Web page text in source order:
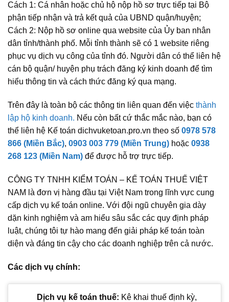
Cách 1: Cá nhân hoặc chủ hộ nộp hồ sơ trực tiếp tại Bộ
phận tiếp nhận và trả kết quả của UBND quận/huyện;
Cách 2: Nộp hồ sơ online qua website của Ủy ban nhân
dân tỉnh/thành phố. Mỗi tỉnh thành sẽ có 1 website riêng
phục vụ dịch vụ công của tỉnh đó. Người dân có thể liên hệ
cán bộ quận/ huyện phụ trách đăng ký kinh doanh để tìm
hiểu thông tin và cách thức đăng ký qua mạng.
Trên đây là toàn bộ các thông tin liên quan đến việc thành
lập hộ kinh doanh. Nếu còn bất cứ thắc mắc nào, bạn có
thể liên hệ Kế toán dichvuketoan.pro.vn theo số 0978 578
866 (Miền Bắc), 0903 003 779 (Miền Trung) hoặc 0938
268 123 (Miền Nam) để được hỗ trợ trực tiếp.
CÔNG TY TNHH KIỂM TOÁN – KẾ TOÁN THUẾ VIỆT
NAM là đơn vị hàng đầu tại Việt Nam trong lĩnh vực cung
cấp dịch vụ kế toán online. Với đội ngũ chuyên gia dày
dặn kinh nghiệm và am hiểu sâu sắc các quy định pháp
luật, chúng tôi tự hào mang đến giải pháp kế toán toàn
diện và đáng tin cậy cho các doanh nghiệp trên cả nước.
Các dịch vụ chính:
Dịch vụ kế toán thuế: Kê khai thuế định kỳ,